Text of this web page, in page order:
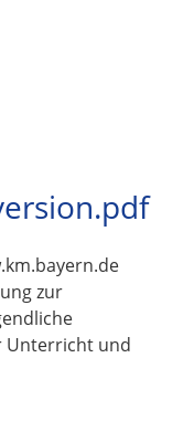
zur
Unterricht und